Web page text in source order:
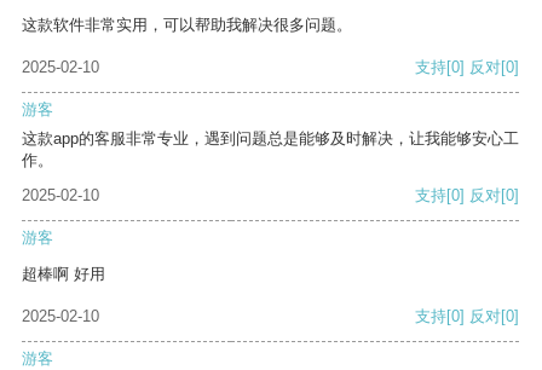
这款软件非常实用，可以帮助我解决很多问题。
2025-02-10 支持[0] 反对[0]
游客
这款app的客服非常专业，遇到问题总是能够及时解决，让我能够安心工
作。
2025-02-10
支持[0] 反对[0]
游客
超棒啊 好用
2025-02-10 支持[0] 反对[0]
游客